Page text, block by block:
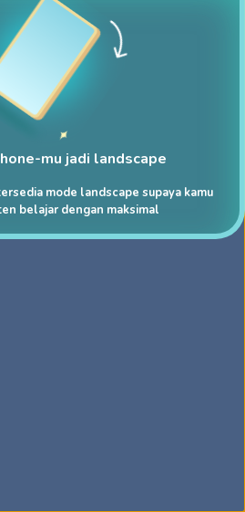
mu jadi landscape
mode landscape supaya kamu
belajar dengan maksimal